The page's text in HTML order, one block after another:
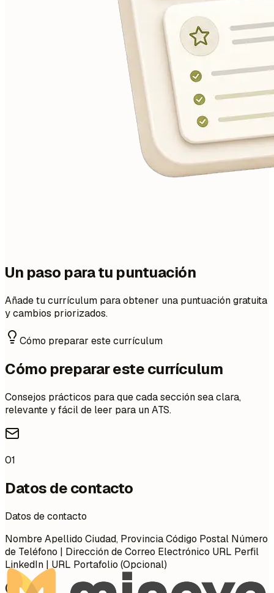
Un paso para tu puntuación
Añade tu currículum para obtener una puntuación gratuita
y cambios priorizados.
Cómo preparar este currículum
Cómo preparar este currículum
Consejos prácticos para que cada sección sea clara,
relevante y fácil de leer para un ATS.
01
Datos de contacto
Datos de contacto
Nombre Apellido Ciudad, Provincia Código Postal Número
de Teléfono | Dirección de Correo Electrónico URL Perfil
LinkedIn | URL Portafolio (Opcional)